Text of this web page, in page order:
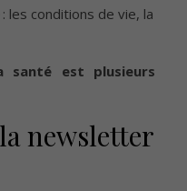
les conditions de vie, la
est plusieurs
newsletter